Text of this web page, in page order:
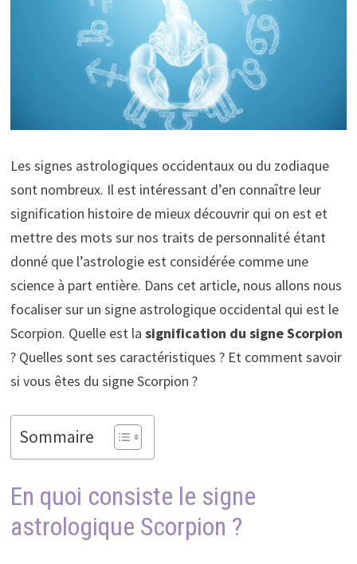
Les signes astrologiques occidentaux ou du zodiaque
sont nombreux. Il est intéressant d’en connaître leur
signification histoire de mieux découvrir qui on est et
mettre des mots sur nos traits de personnalité étant
donné que l’astrologie est considérée comme une
science à part entière. Dans cet article, nous allons nous
focaliser sur un signe astrologique occidental qui est le
Scorpion. Quelle est la signification du signe Scorpion
? Quelles sont ses caractéristiques ? Et comment savoir
si vous êtes du signe Scorpion ?
Sommaire
En quoi consiste le signe
astrologique Scorpion ?